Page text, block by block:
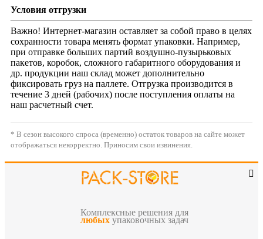
Условия отгрузки
Важно! Интернет-магазин оставляет за собой право в целях
сохранности товара менять формат упаковки. Например,
при отправке больших партий воздушно-пузырьковых
пакетов, коробок, сложного габаритного оборудования и
др. продукции наш склад может дополнительно
фиксировать груз на паллете. Отгрузка производится в
течение 3 дней (рабочих) после поступления оплаты на
наш расчетный счет.
* В сезон высокого спроса (временно) остаток товаров на сайте может
отображаться некорректно. Приносим свои извинения.
Комплексные решения для
любых упаковочных задач